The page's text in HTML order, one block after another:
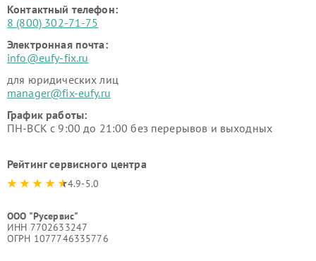
Контактный телефон:
8 (800) 302-71-75
Электронная почта:
info@eufy-fix.ru
для юридических лиц
manager@fix-eufy.ru
График работы:
ПН-ВСК с 9:00 до 21:00 без перерывов и выходных
Рейтинг сервисного центра
4.9-5.0
ООО "Русервис"
ИНН 7702633247
ОГРН 1077746335776